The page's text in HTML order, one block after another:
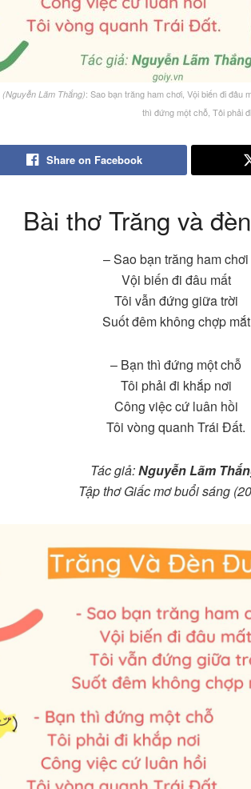
(Nguyễn Lãm Thắng): Sao bạn trăng ham chơi, Vội biến đi đâu
thì đứng một chỗ, Tôi phải
Share on Facebook
Bài thơ Trăng và
– Sao bạn trăng ham chơi
Vội biến đi đâu mất
Tôi vẫn đứng giữa trời
Suốt đêm không chợp mắt
– Bạn thì đứng một chỗ
Tôi phải đi khắp nơi
Công việc cứ luân hồi
Tôi vòng quanh Trái Đất.
Tác giả:Nguyễn Lãm
Tập thơ Giấc mơ buổi sáng